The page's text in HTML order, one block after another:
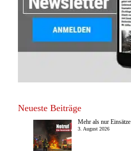
Neueste Beiträge
Mehr als nur Einsätze
3. August 2026